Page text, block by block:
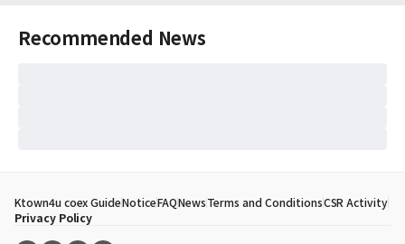
Recommended News
Ktown4u coex GuideNoticeFAQNewsTerms and ConditionsCSR Activity
Privacy Policy